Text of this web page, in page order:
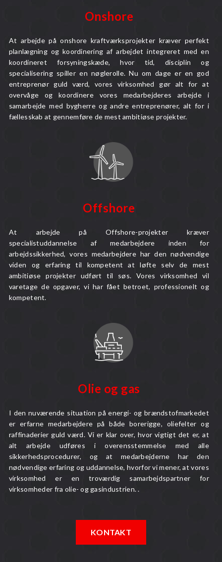
Onshore
At arbejde på onshore kraftværksprojekter kræver perfekt
planlægning og koordinering af arbejdet integreret med en
koordineret forsyningskæde, hvor tid, disciplin og
specialisering spiller en nøglerolle. Nu om dage er en god
entreprenør guld værd, vores virksomhed gør alt for at
overvåge og koordinere vores medarbejderes arbejde i
samarbejde med bygherre og andre entreprenører, alt for i
fællesskab at gennemføre de mest ambitiøse projekter.
Offshore
At arbejde på Offshore-projekter kræver
specialistuddannelse af medarbejdere inden for
arbejdssikkerhed, vores medarbejdere har den nødvendige
viden og erfaring til kompetent at løfte selv de mest
ambitiøse projekter udført til søs. Vores virksomhed vil
varetage de opgaver, vi har fået betroet, professionelt og
kompetent.
Olie og gas
I den nuværende situation på energi- og brændstofmarkedet
er erfarne medarbejdere på både borerigge, oliefelter og
raffinaderier guld værd. Vi er klar over, hvor vigtigt det er, at
alt arbejde udføres i overensstemmelse med alle
sikkerhedsprocedurer, og at medarbejderne har den
nødvendige erfaring og uddannelse, hvorfor vi mener, at vores
virksomhed er en troværdig samarbejdspartner for
virksomheder fra olie- og gasindustrien. .
KONTAKT